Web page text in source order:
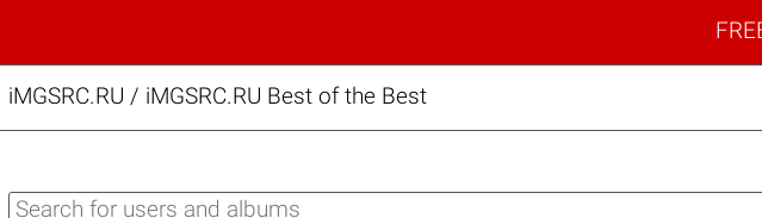
iMGSRC.RU / iMGSRC.RU Best of the Best